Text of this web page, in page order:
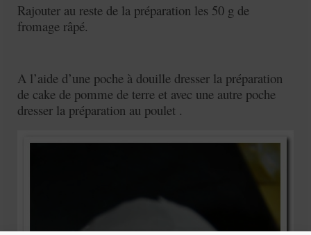
Rajouter au reste de la préparation les 50 g de
fromage râpé.
A l’aide d’une poche à douille dresser la préparation
de cake de pomme de terre et avec une autre poche
dresser la préparation au poulet .